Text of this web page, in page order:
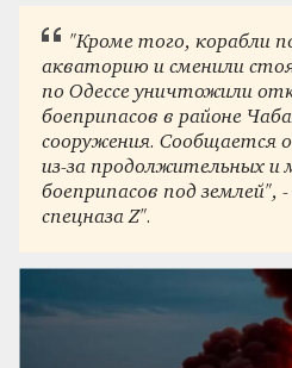
"Кроме того, корабли
акваторию и сменили
по Одессе уничтожили
боеприпасов в районе
сооружения. Сообщается
из-за продолжительных и
боеприпасов под землей",
спецназа Z".